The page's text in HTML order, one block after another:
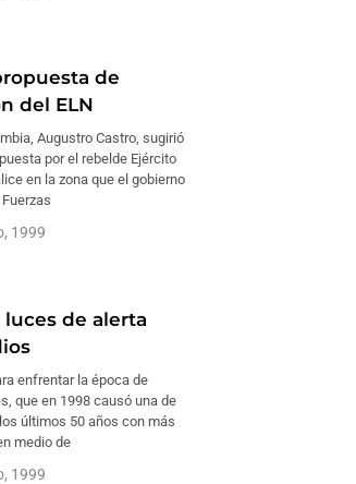
de
del ELN
Augustro Castro, sugirió
por el rebelde Ejército
en la zona que el gobierno
1999
luces de alerta
enfrentar la época de
que en 1998 causó una de
últimos 50 años con más
medio de
1999